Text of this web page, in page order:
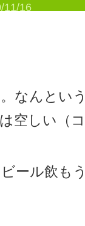
11/16
。なんと
空しい（
ール飲も